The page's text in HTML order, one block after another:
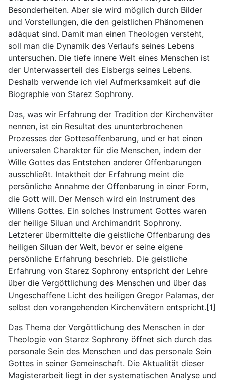
Besonderheiten. Aber sie wird möglich durch Bilder
und Vorstellungen, die den geistlichen Phänomenen
adäquat sind. Damit man einen Theologen versteht,
soll man die Dynamik des Verlaufs seines Lebens
untersuchen. Die tiefe innere Welt eines Menschen ist
der Unterwasserteil des Eisbergs seines Lebens.
Deshalb verwende ich viel Aufmerksamkeit auf die
Biographie von Starez Sophrony.
Das, was wir Erfahrung der Tradition der Kirchenväter
nennen, ist ein Resultat des ununterbrochenen
Prozesses der Gottesoffenbarung, und er hat einen
universalen Charakter für die Menschen, indem der
Wille Gottes das Entstehen anderer Offenbarungen
ausschließt. Intaktheit der Erfahrung meint die
persönliche Annahme der Offenbarung in einer Form,
die Gott will. Der Mensch wird ein Instrument des
Willens Gottes. Ein solches Instrument Gottes waren
der heilige Siluan und Archimandrit Sophrony.
Letzterer übermittelte die geistliche Offenbarung des
heiligen Siluan der Welt, bevor er seine eigene
persönliche Erfahrung beschrieb. Die geistliche
Erfahrung von Starez Sophrony entspricht der Lehre
über die Vergöttlichung des Menschen und über das
Ungeschaffene Licht des heiligen Gregor Palamas, der
selbst den vorangehenden Kirchenvätern entspricht.[1]
Das Thema der Vergöttlichung des Menschen in der
Theologie von Starez Sophrony öffnet sich durch das
personale Sein des Menschen und das personale Sein
Gottes in seiner Gemeinschaft. Die Aktualität dieser
Magisterarbeit liegt in der systematischen Analyse und